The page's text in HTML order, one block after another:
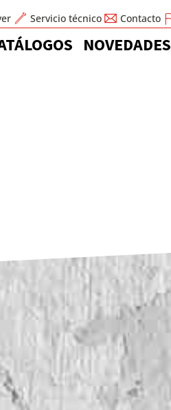
Servicio técnico Contacto
NOVEDADES